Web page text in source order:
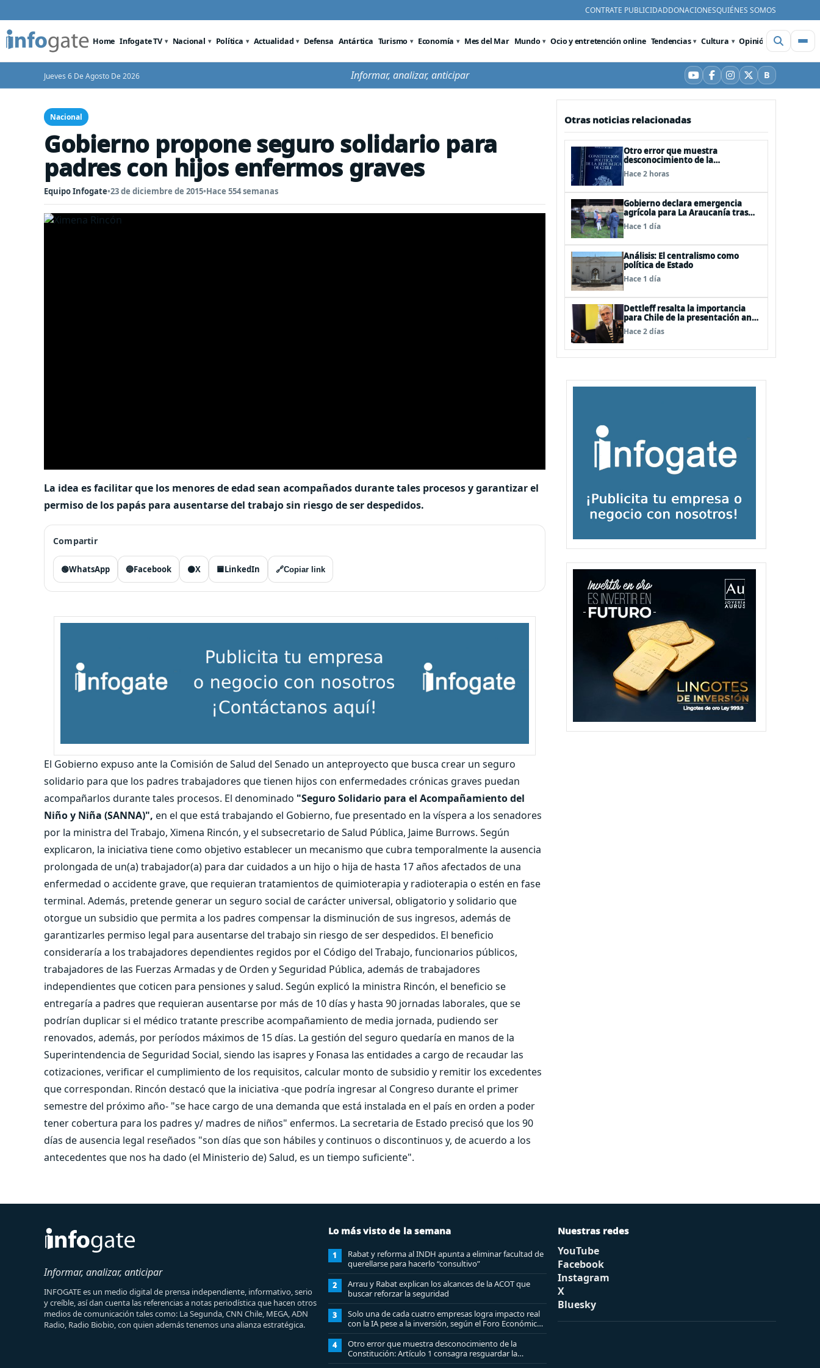
CONTRATE PUBLICIDADDONACIONESQUIÉNES SOMOS
Home Infogate TV Nacional Política Actualidad Defensa Antártica Turismo Economía Mes del Mar Mundo Ocio y entretención online Tendencias Cultura Opinión Videos
Jueves 6 De Agosto De 2026 Informar, analizar, anticipar YouTube
Facebook
Instagram
X BBluesky
Nacional
Gobierno propone seguro solidario para
padres con hijos enfermos graves
Equipo Infogate•23 de diciembre de 2015•Hace 554 semanas
La idea es facilitar que los menores de edad sean acompañados durante tales procesos y garantizar el
permiso de los papás para ausentarse del trabajo sin riesgo de ser despedidos.
Compartir
🟢WhatsApp 🔵Facebook ⚫X 🟦LinkedIn 🔗Copiar link
El Gobierno expuso ante la Comisión de Salud del Senado un anteproyecto que busca crear un seguro
solidario para que los padres trabajadores que tienen hijos con enfermedades crónicas graves puedan
acompañarlos durante tales procesos. El denominado "Seguro Solidario para el Acompañamiento del
Niño y Niña (SANNA)", en el que está trabajando el Gobierno, fue presentado en la víspera a los senadores
por la ministra del Trabajo, Ximena Rincón, y el subsecretario de Salud Pública, Jaime Burrows. Según
explicaron, la iniciativa tiene como objetivo establecer un mecanismo que cubra temporalmente la ausencia
prolongada de un(a) trabajador(a) para dar cuidados a un hijo o hija de hasta 17 años afectados de una
enfermedad o accidente grave, que requieran tratamientos de quimioterapia y radioterapia o estén en fase
terminal. Además, pretende generar un seguro social de carácter universal, obligatorio y solidario que
otorgue un subsidio que permita a los padres compensar la disminución de sus ingresos, además de
garantizarles permiso legal para ausentarse del trabajo sin riesgo de ser despedidos. El beneficio
consideraría a los trabajadores dependientes regidos por el Código del Trabajo, funcionarios públicos,
trabajadores de las Fuerzas Armadas y de Orden y Seguridad Pública, además de trabajadores
independientes que coticen para pensiones y salud. Según explicó la ministra Rincón, el beneficio se
entregaría a padres que requieran ausentarse por más de 10 días y hasta 90 jornadas laborales, que se
podrían duplicar si el médico tratante prescribe acompañamiento de media jornada, pudiendo ser
renovados, además, por períodos máximos de 15 días. La gestión del seguro quedaría en manos de la
Superintendencia de Seguridad Social, siendo las isapres y Fonasa las entidades a cargo de recaudar las
cotizaciones, verificar el cumplimiento de los requisitos, calcular monto de subsidio y remitir los excedentes
que correspondan. Rincón destacó que la iniciativa -que podría ingresar al Congreso durante el primer
semestre del próximo año- "se hace cargo de una demanda que está instalada en el país en orden a poder
tener cobertura para los padres y/ madres de niños" enfermos. La secretaria de Estado precisó que los 90
días de ausencia legal reseñados "son días que son hábiles y continuos o discontinuos y, de acuerdo a los
antecedentes que nos ha dado (el Ministerio de) Salud, es un tiempo suficiente".
Otras noticias relacionadas
Otro error que muestra
desconocimiento de la
Constitución: Artículo 1 consagra
resguardar la seguridad nacional y
Hace 2 horas
Gobierno declara emergencia
agrícola para La Araucanía tras
desastres por pasos de sistemas
frontales
Hace 1 día
Análisis: El centralismo como
política de Estado
Hace 1 día
Dettleff resalta la importancia
para Chile de la presentación ante
la ONU de la Plataforma
Continental Extendida del
Hace 2 días
Informar, analizar, anticipar
INFOGATE es un medio digital de prensa independiente, informativo, serio
y creíble, así dan cuenta las referencias a notas periodística que hacen otros
medios de comunicación tales como: La Segunda, CNN Chile, MEGA, ADN
Radio, Radio Biobio, con quien además tenemos una alianza estratégica.
Lo más visto de la semana
1
Rabat y reforma al INDH apunta a eliminar facultad de
querellarse para hacerlo “consultivo”
2
Arrau y Rabat explican los alcances de la ACOT que
buscar reforzar la seguridad
3
Solo una de cada cuatro empresas logra impacto real
con la IA pese a la inversión, según el Foro Económico
Mundial
4
Otro error que muestra desconocimiento de la
Constitución: Artículo 1 consagra resguardar la
seguridad nacional y proteger a los ciudadanos
Nuestras redes
YouTube
Facebook
Instagram
X
Bluesky